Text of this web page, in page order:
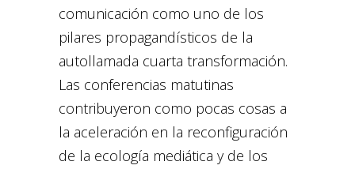
comunicación como uno de los
pilares propagandísticos de la
autollamada cuarta transformación.
Las conferencias matutinas
contribuyeron como pocas cosas a
la aceleración en la reconfiguración
de la ecología mediática y de los